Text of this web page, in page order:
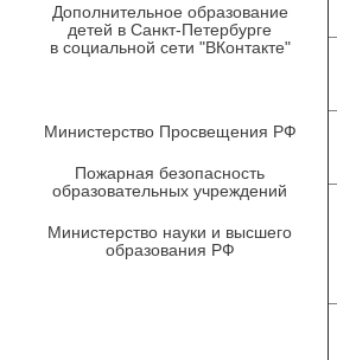
Дополнительное образование
детей в Санкт-Петербурге
в социальной сети "ВКонтакте"
Министерство Просвещения РФ
Пожарная безопасность
образовательных учреждений
Министерство науки и высшего
образования РФ